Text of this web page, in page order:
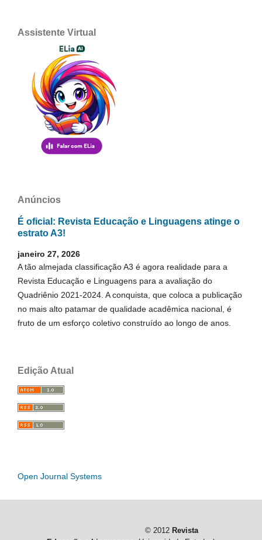
Assistente Virtual
Anúncios
É oficial: Revista Educação e Linguagens atinge o
estrato A3!
janeiro 27, 2026
A tão almejada classificação A3 é agora realidade para a
Revista Educação e Linguagens para a avaliação do
Quadriênio 2021-2024. A conquista, que coloca a publicação
no mais alto patamar de qualidade acadêmica nacional, é
fruto de um esforço coletivo construído ao longo de anos.
Edição Atual
Open Journal Systems
© 2012 Revista